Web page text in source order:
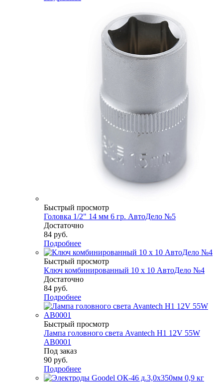
Быстрый просмотр
Головка 1/2" 14 мм 6 гр. АвтоДело №5
Достаточно
84 руб.
Подробнее
Быстрый просмотр
Ключ комбинированный 10 х 10 АвтоДело №4
Достаточно
84 руб.
Подробнее
Быстрый просмотр
Лампа головного света Avantech H1 12V 55W
AB0001
Под заказ
90 руб.
Подробнее